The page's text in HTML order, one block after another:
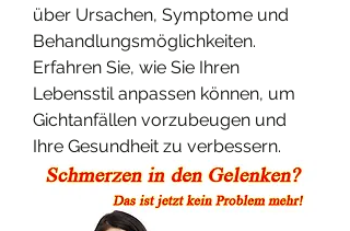
über Ursachen, Symptome und
Behandlungsmöglichkeiten.
Erfahren Sie, wie Sie Ihren
Lebensstil anpassen können, um
Gichtanfällen vorzubeugen und
Ihre Gesundheit zu verbessern.